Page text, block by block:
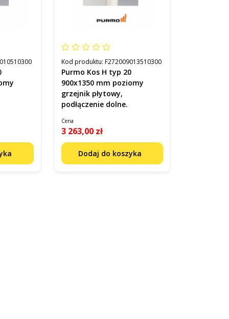
Kod produktu: F272009013510300
Purmo Kos H typ 20
900x1350 mm poziomy
grzejnik płytowy,
podłączenie dolne.
Cena
3 263,00 zł
Dodaj do koszyka